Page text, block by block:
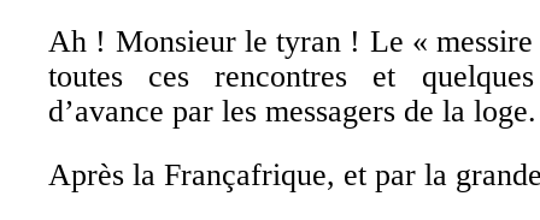
Ah ! Monsieur le tyran ! Le «
toutes ces rencontres et
d’avance par les messagers de la loge.
Après la Françafrique, et par la